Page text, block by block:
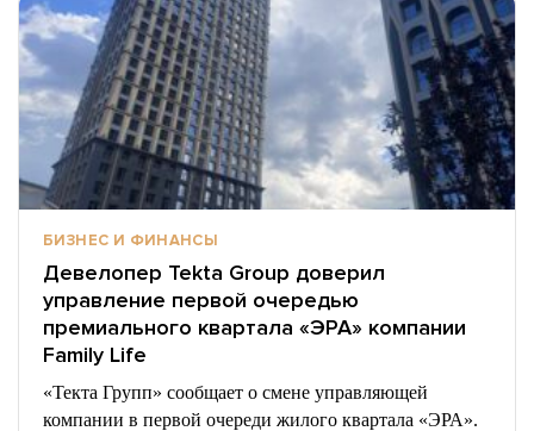
БИЗНЕС И ФИНАНСЫ
Девелопер Tekta Group доверил
управление первой очередью
премиального квартала «ЭРА» компании
Family Life
«Текта Групп» сообщает о смене управляющей
компании в первой очереди жилого квартала «ЭРА».